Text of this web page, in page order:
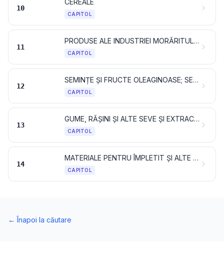
10
CEREALE
CAPITOL
11
PRODUSE ALE INDUSTRIEI MORĂRITULUI; MALȚ; AMIDON ȘI FECULE; INULINĂ; GLUTEN DE GRÂU
CAPITOL
12
SEMINȚE ȘI FRUCTE OLEAGINOASE; SEMINȚE ȘI FRUCTE DIVERSE; PLANTE INDUSTRIALE SAU MEDICINALE; PAIE ȘI FURAJE
CAPITOL
13
GUME, RĂȘINI ȘI ALTE SEVE ȘI EXTRACTE VEGETALE
CAPITOL
14
MATERIALE PENTRU ÎMPLETIT ȘI ALTE PRODUSE DE ORIGINE VEGETALĂ, NEDENUMITE ȘI NECUPRINSE ÎN ALTĂ PARTE
CAPITOL
←Înapoi la căutare